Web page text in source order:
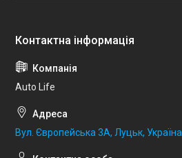
Auto Life
Вул. Європейська 3А, Луцьк, Україна